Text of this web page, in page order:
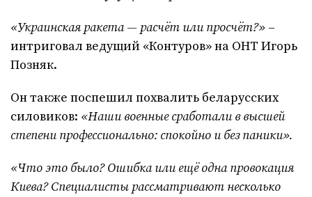
«Украинская ракета — расчёт или просчёт?» –
интриговал ведущий «Контуров» на ОНТ Игорь
Позняк.
Он также поспешил похвалить беларусских
силовиков: «Наши военные сработали в высшей
степени профессионально: спокойно и без паники».
«Что это было? Ошибка или ещё одна провокация
Киева? Специалисты рассматривают несколько